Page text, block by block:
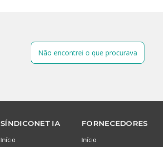
Não encontrei o que procurava
SÍNDICONET IA
Início
FORNECEDORES
Início